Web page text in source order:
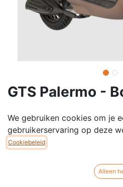
GTS Palermo -
km/u)
✔ CE-gecertificeerd &
🔥 Warme afwerking &
We gebruiken cookies om je
gebruikerservaring op deze
Cookiebeleid
Alleen